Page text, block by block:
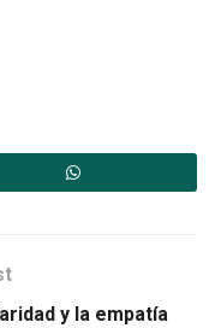
y la empatía